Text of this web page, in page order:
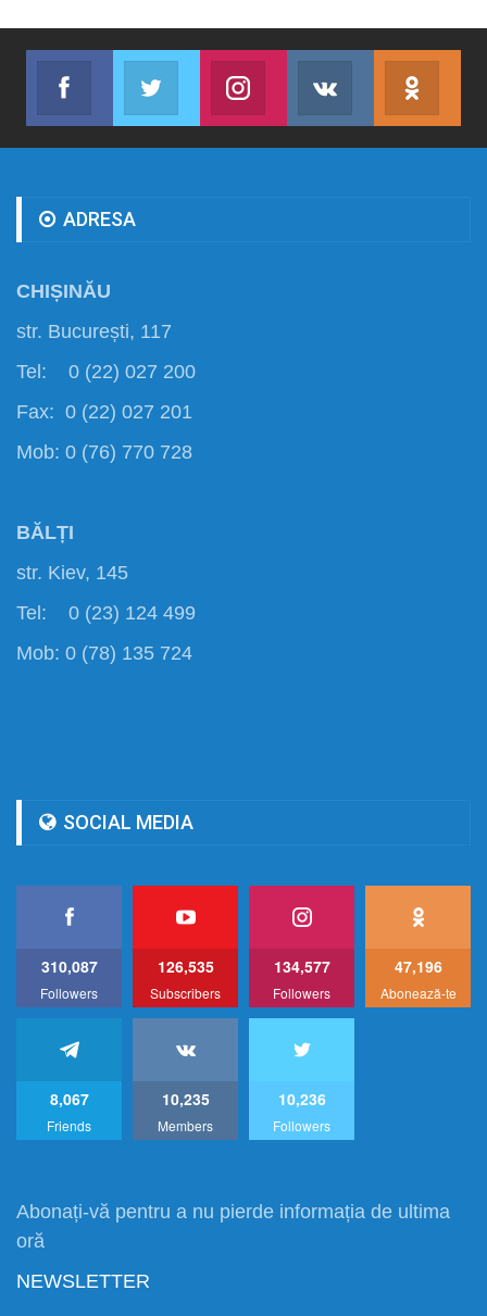
Facebook
Abonează-te
Twitter
Join us on TwitterJoin us on Instagram
Abonează-te
ADRESA
CHIȘINĂU
str. București, 117
Tel: 0 (22) 027 200
Fax: 0 (22) 027 201
Mob: 0 (76) 770 728
BĂLȚI
str. Kiev, 145
Tel: 0 (23) 124 499
Mob: 0 (78) 135 724
SOCIAL MEDIA
310,087
Followers
126,535
Subscribers
134,577
Followers
47,196
Abonează-te
8,067
Friends
10,235
Members
10,236
Followers
Abonați-vă pentru a nu pierde informația de ultima
oră
NEWSLETTER